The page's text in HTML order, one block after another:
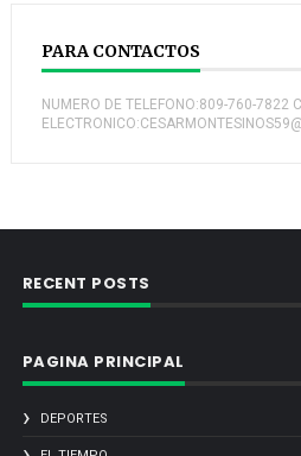
PARA CONTACTOS
NUMERO DE TELEFONO:809-760-7822
RECENT POSTS
PAGINA PRINCIPAL
DEPORTES